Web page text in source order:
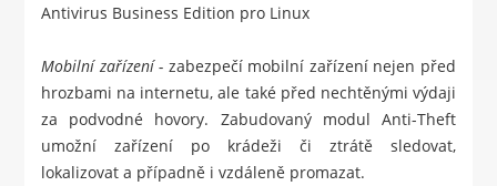
Antivirus Business Edition pro Linux
Mobilní zařízení - zabezpečí mobilní zařízení nejen před
hrozbami na internetu, ale také před nechtěnými výdaji
za podvodné hovory. Zabudovaný modul Anti-Theft
umožní zařízení po krádeži či ztrátě sledovat,
lokalizovat a případně i vzdáleně promazat.